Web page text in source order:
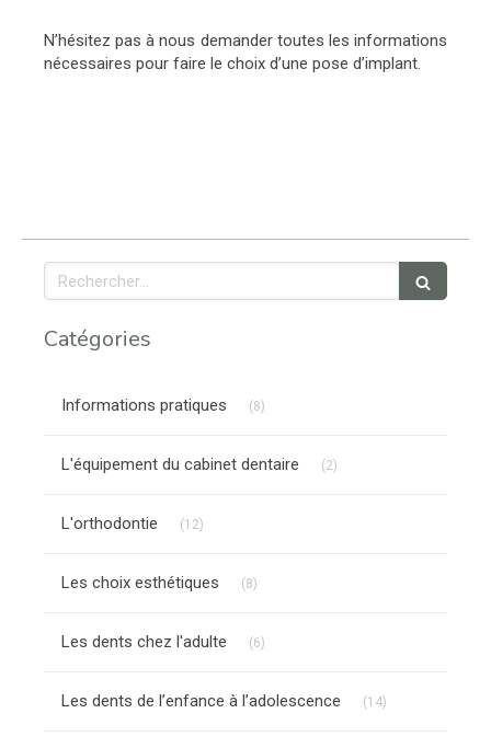
N’hésitez pas à nous demander toutes les informations
nécessaires pour faire le choix d’une pose d’implant.
Rechercher
Catégories
Informations pratiques (8)
L'équipement du cabinet dentaire (2)
L'orthodontie (12)
Les choix esthétiques (8)
Les dents chez l'adulte (6)
Les dents de l’enfance à l’adolescence (14)